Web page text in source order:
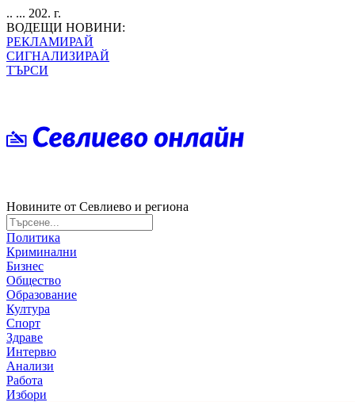
.. ... 202. г.
ВОДЕЩИ НОВИНИ:
РЕКЛАМИРАЙ
СИГНАЛИЗИРАЙ
ТЪРСИ
Новините от Севлиево и региона
Политика
Криминални
Бизнес
Общество
Образование
Култура
Спорт
Здраве
Интервю
Анализи
Работа
Избори